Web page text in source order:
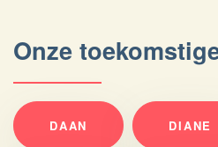
Onze
DAAN DIANE